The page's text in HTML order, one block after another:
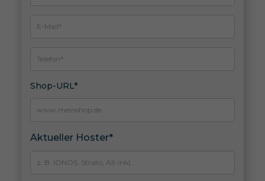
Shop-URL*
Aktueller Hoster*